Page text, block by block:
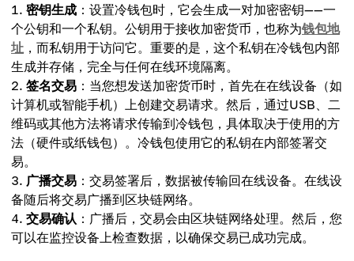
密钥生成 ：设置冷钱包时，它会生成一对加密密钥——一
个公钥和一个私钥。公钥用于接收加密货币，也称为钱包地
址 ，而私钥用于访问它。重要的是，这个私钥在冷钱包内部
生成并存储，完全与任何在线环境隔离。
签名交易 ：当您想发送加密货币时，首先在在线设备（如
计算机或智能手机）上创建交易请求。然后，通过USB、二
维码或其他方法将请求传输到冷钱包，具体取决于使用的方
法（硬件或纸钱包）。冷钱包使用它的私钥在内部签署交
易。
广播交易 ：交易签署后，数据被传输回在线设备。在线设
备随后将交易广播到区块链网络。
交易确认 ：广播后，交易会由区块链网络处理。然后，您
可以在监控设备上检查数据，以确保交易已成功完成。